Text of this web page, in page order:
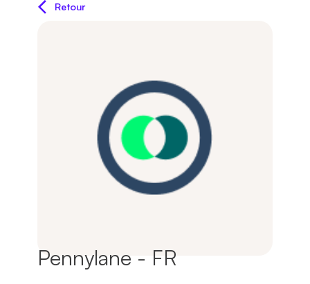
Retour
Pennylane - FR